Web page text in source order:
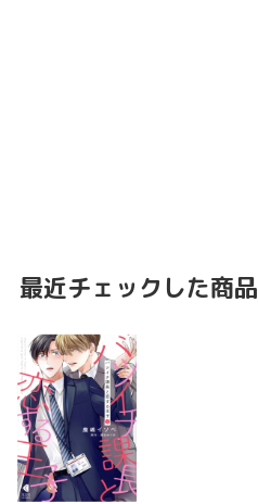
最近チェックした商品